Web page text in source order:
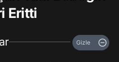
Eritti
Gizle